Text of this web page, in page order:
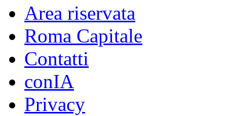
Area riservata
Roma Capitale
Contatti
conIA
Privacy